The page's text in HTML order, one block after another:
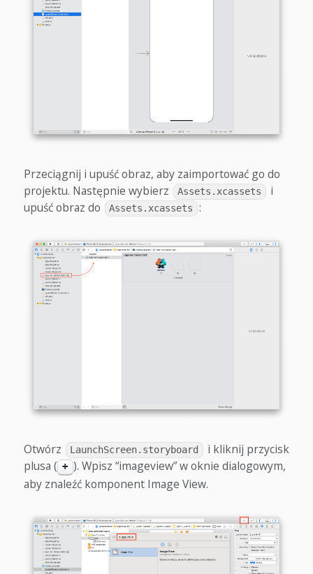
Przeciągnij i upuść obraz, aby zaimportować go do
projektu. Następnie wybierz
Assets.xcassets
i
upuść obraz do
Assets.xcassets :
Otwórz LaunchScreen.storyboard
i kliknij przycisk
plusa ( + ). Wpisz “imageview” w oknie dialogowym,
aby znaleźć komponent Image View.